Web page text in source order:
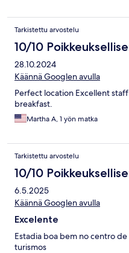
Tarkistettu arvostelu
10/10
28.10.2024
Käännä Googlen avulla
Perfect location Excellent
breakfast.
Martha A, 1 yön matka
Tarkistettu arvostelu
10/10
6.5.2025
Käännä Googlen avulla
Excelente
Estadia boa bem no centro
turismos